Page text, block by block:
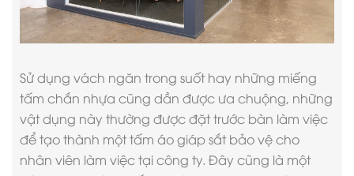
Sử dụng vách ngăn trong suốt hay những miếng
tấm chắn nhựa cũng dần được ưa chuộng, những
vật dụng này thường được đặt trước bàn làm việc
để tạo thành một tấm áo giáp sắt bảo vệ cho
nhân viên làm việc tại công ty. Đây cũng là một